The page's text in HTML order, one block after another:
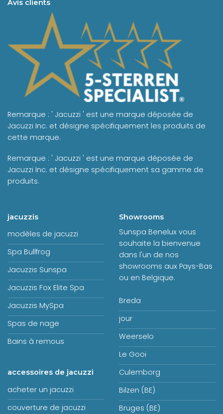
Avis clients
Remarque : ' Jacuzzi ' est une marque déposée de
Jacuzzi Inc. et désigne spécifiquement les produits de
cette marque.
Remarque : ' Jacuzzi ' est une marque déposée de
Jacuzzi Inc. et désigne spécifiquement sa gamme de
produits.
jacuzzis
modèles de jacuzzi
Spa Bullfrog
Jacuzzis Sunspa
Jacuzzis Fox Elite Spa
Jacuzzis MySpa
Spas de nage
Bains à remous
accessoires de jacuzzi
acheter un jacuzzi
couverture de jacuzzi
Showrooms
Sunspa Benelux vous
souhaite la bienvenue
dans l'un de nos
showrooms aux Pays-Bas
ou en Belgique.
Breda
jour
Weerselo
Le Gooi
Culemborg
Bilzen (BE)
Bruges (BE)